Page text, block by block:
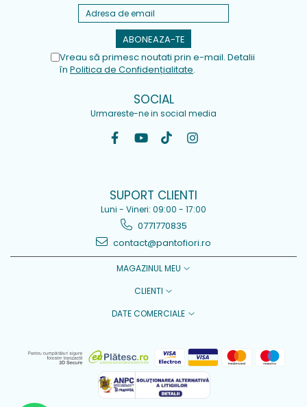
Vreau să primesc noutati prin e-mail. Detalii
în Politica de Confidențialitate.
SOCIAL
Urmareste-ne in social media
SUPORT CLIENTI
Luni - Vineri: 09:00 - 17:00
0771770835
contact@pantofiori.ro
MAGAZINUL MEU
CLIENTI
DATE COMERCIALE